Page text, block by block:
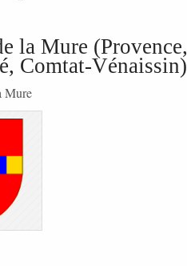
la Mure (Provence,
Comtat-Vénaissin)
Mure